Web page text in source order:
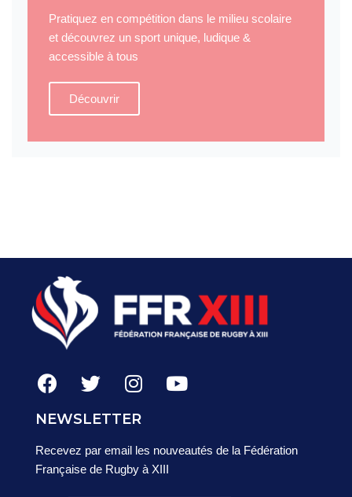
Pratiquez en compétition dans le milieu scolaire
et découvrez un sport unique, ludique &
accessible à tous
Découvrir
NEWSLETTER
Recevez par email les nouveautés de la Fédération
Française de Rugby à XIII